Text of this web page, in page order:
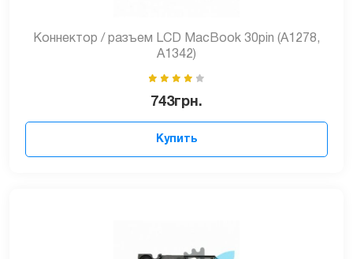
Коннектор / разъем LCD MacBook 30pin (A1278,
A1342)
743грн.
Купить